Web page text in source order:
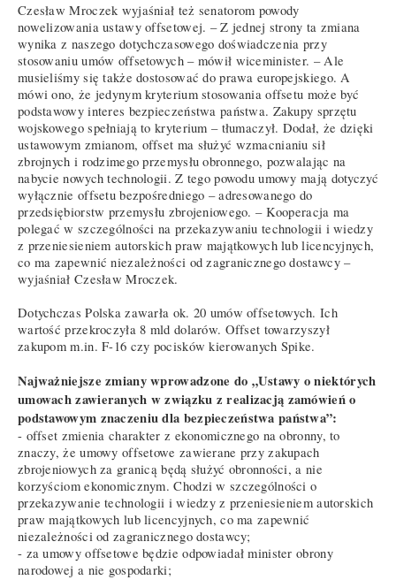
Czesław Mroczek wyjaśniał też senatorom powody
nowelizowania ustawy offsetowej. – Z jednej strony ta zmiana
wynika z naszego dotychczasowego doświadczenia przy
stosowaniu umów offsetowych – mówił wiceminister. – Ale
musieliśmy się także dostosować do prawa europejskiego. A
mówi ono, że jedynym kryterium stosowania offsetu może być
podstawowy interes bezpieczeństwa państwa. Zakupy sprzętu
wojskowego spełniają to kryterium – tłumaczył. Dodał, że dzięki
ustawowym zmianom, offset ma służyć wzmacnianiu sił
zbrojnych i rodzimego przemysłu obronnego, pozwalając na
nabycie nowych technologii. Z tego powodu umowy mają dotyczyć
wyłącznie offsetu bezpośredniego – adresowanego do
przedsiębiorstw przemysłu zbrojeniowego. – Kooperacja ma
polegać w szczególności na przekazywaniu technologii i wiedzy
z przeniesieniem autorskich praw majątkowych lub licencyjnych,
co ma zapewnić niezależności od zagranicznego dostawcy –
wyjaśniał Czesław Mroczek.
Dotychczas Polska zawarła ok. 20 umów offsetowych. Ich
wartość przekroczyła 8 mld dolarów. Offset towarzyszył
zakupom m.in. F-16 czy pocisków kierowanych Spike.
Najważniejsze zmiany wprowadzone do „Ustawy o niektórych
umowach zawieranych w związku z realizacją zamówień o
podstawowym znaczeniu dla bezpieczeństwa państwa”:
- offset zmienia charakter z ekonomicznego na obronny, to
znaczy, że umowy offsetowe zawierane przy zakupach
zbrojeniowych za granicą będą służyć obronności, a nie
korzyściom ekonomicznym. Chodzi w szczególności o
przekazywanie technologii i wiedzy z przeniesieniem autorskich
praw majątkowych lub licencyjnych, co ma zapewnić
niezależności od zagranicznego dostawcy;
- za umowy offsetowe będzie odpowiadał minister obrony
narodowej a nie gospodarki;